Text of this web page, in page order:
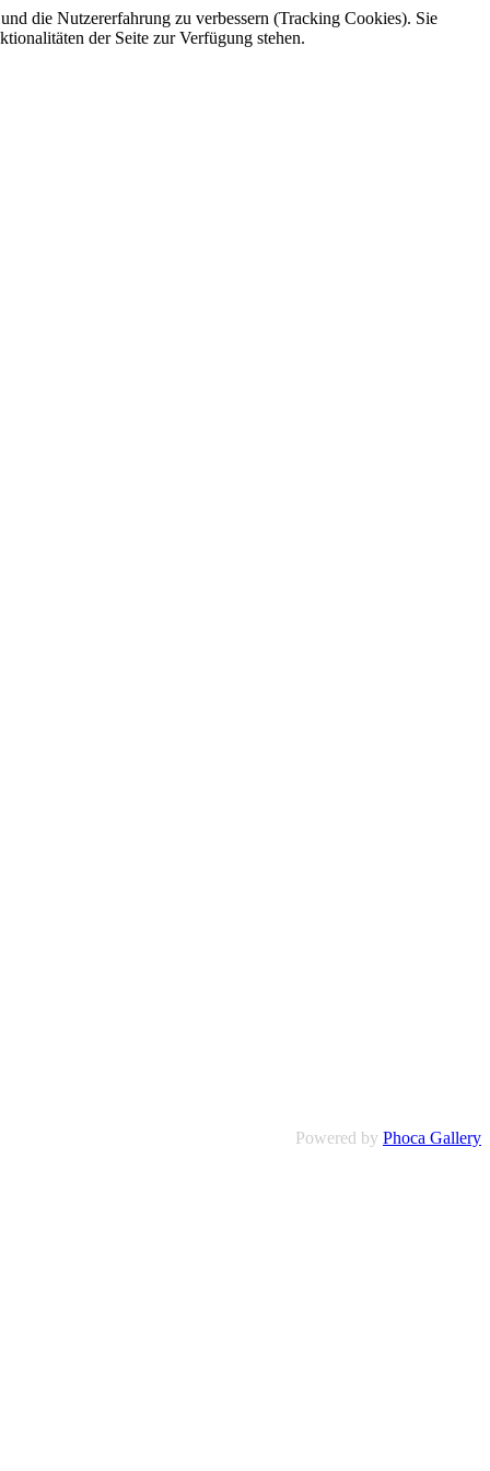
Powered by Phoca Gallery
die Nutzererfahrung zu verbessern (Tracking Cookies). Sie
der Seite zur Verfügung stehen.